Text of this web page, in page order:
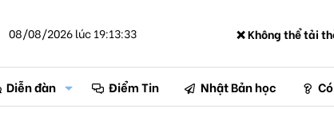
08/08/2026 lúc 19:13:33 ❌ Không thể tải
Diễn đàn Điểm Tin Nhật Bản học